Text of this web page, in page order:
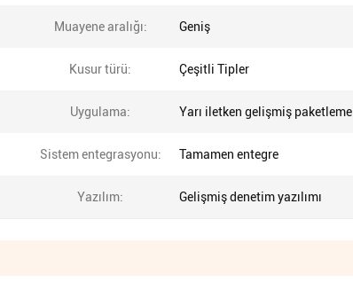
Muayene aralığı: Geniş
Kusur türü: Çeşitli Tipler
Uygulama: Yarı iletken gelişmiş paketleme
Sistem entegrasyonu: Tamamen entegre
Yazılım: Gelişmiş denetim yazılımı